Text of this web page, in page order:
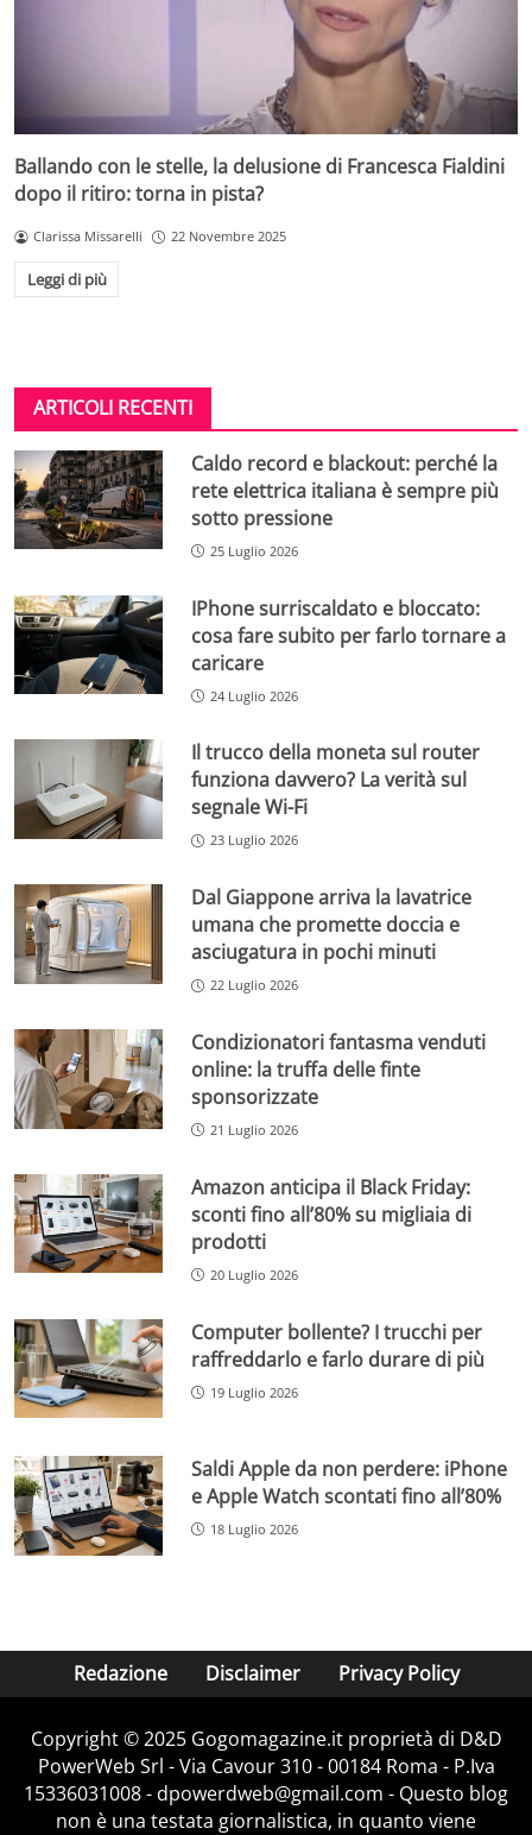
Ballando con le stelle, la delusione di Francesca Fialdini
dopo il ritiro: torna in pista?
Clarissa Missarelli 22 Novembre 2025
Leggi di più
ARTICOLI RECENTI
Caldo record e blackout: perché la
rete elettrica italiana è sempre più
sotto pressione
25 Luglio 2026
IPhone surriscaldato e bloccato:
cosa fare subito per farlo tornare a
caricare
24 Luglio 2026
Il trucco della moneta sul router
funziona davvero? La verità sul
segnale Wi-Fi
23 Luglio 2026
Dal Giappone arriva la lavatrice
umana che promette doccia e
asciugatura in pochi minuti
22 Luglio 2026
Condizionatori fantasma venduti
online: la truffa delle finte
sponsorizzate
21 Luglio 2026
Amazon anticipa il Black Friday:
sconti fino all’80% su migliaia di
prodotti
20 Luglio 2026
Computer bollente? I trucchi per
raffreddarlo e farlo durare di più
19 Luglio 2026
Saldi Apple da non perdere: iPhone
e Apple Watch scontati fino all’80%
18 Luglio 2026
Redazione Disclaimer Privacy Policy
Copyright © 2025 Gogomagazine.it proprietà di D&D
PowerWeb Srl - Via Cavour 310 - 00184 Roma - P.Iva
15336031008 - dpowerdweb@gmail.com - Questo blog
non è una testata giornalistica, in quanto viene